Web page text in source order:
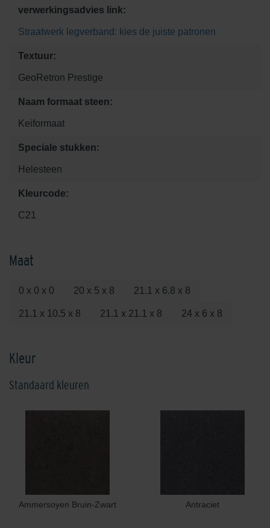
verwerkingsadvies link:
Straatwerk legverband: kies de juiste patronen
Textuur:
GeoRetron Prestige
Naam formaat steen:
Keiformaat
Speciale stukken:
Helesteen
Kleurcode:
C21
Maat
0 x 0 x 0 20 x 5 x 8 21.1 x 6.8 x 8
21.1 x 10.5 x 8 21.1 x 21.1 x 8 24 x 6 x 8
Kleur
Standaard kleuren
Ammersoyen Bruin-Zwart Antraciet